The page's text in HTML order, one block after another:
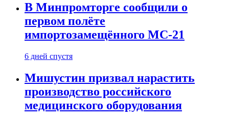
В Минпромторге сообщили о
первом полёте
импортозамещённого МС-21
6 дней спустя
Мишустин призвал нарастить
производство российского
медицинского оборудования